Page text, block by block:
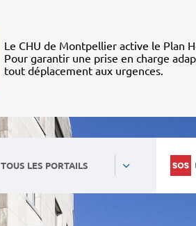
Le CHU de Montpellier active le Plan
Pour garantir une prise en charge
tout déplacement aux urgences.
TOUS LES PORTAILS